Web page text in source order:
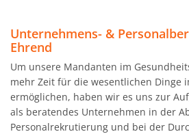
Unternehmens- &
Ehrend
Um unsere Mandanten im
mehr Zeit für die wesentlichen Dinge
ermöglichen, haben wir es uns zur
als beratendes Unternehmen in der
Personalrekrutierung und bei der